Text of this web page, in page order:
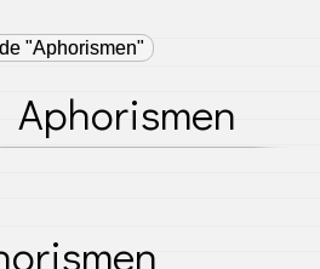
"Aphorismen"
Aphorismen